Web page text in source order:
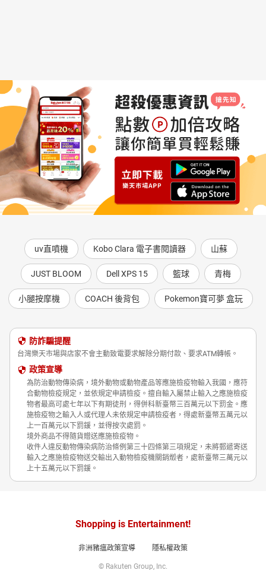
uv直噴機 Kobo Clara 電子書閱讀器 山蘇
JUST BLOOM Dell XPS 15 籃球 青梅
小腿按摩機 COACH 後背包 Pokemon寶可夢 盒玩
防詐騙提醒
台灣樂天市場與店家不會主動致電要求解除分期付款、要求ATM轉帳。
政策宣導
為防治動物傳染病，境外動物或動物產品等應施檢疫物輸入我國，應符
合動物檢疫規定，並依規定申請檢疫。擅自輸入屬禁止輸入之應施檢疫
物者最高可處七年以下有期徒刑，得併科新臺幣三百萬元以下罰金。應
施檢疫物之輸入人或代理人未依規定申請檢疫者，得處新臺幣五萬元以
上一百萬元以下罰鍰，並得按次處罰。
境外商品不得隨貨贈送應施檢疫物。
收件人違反動物傳染病防治條例第三十四條第三項規定，未將郵遞寄送
輸入之應施檢疫物送交輸出入動物檢疫機關銷燬者，處新臺幣三萬元以
上十五萬元以下罰鍰。
Shopping is Entertainment!
非洲豬瘟政策宣導 隱私權政策
© Rakuten Group, Inc.